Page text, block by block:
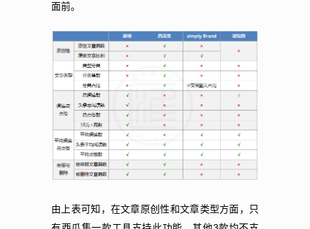
面前。
由上表可知，在文章原创性和文章类型方面，只